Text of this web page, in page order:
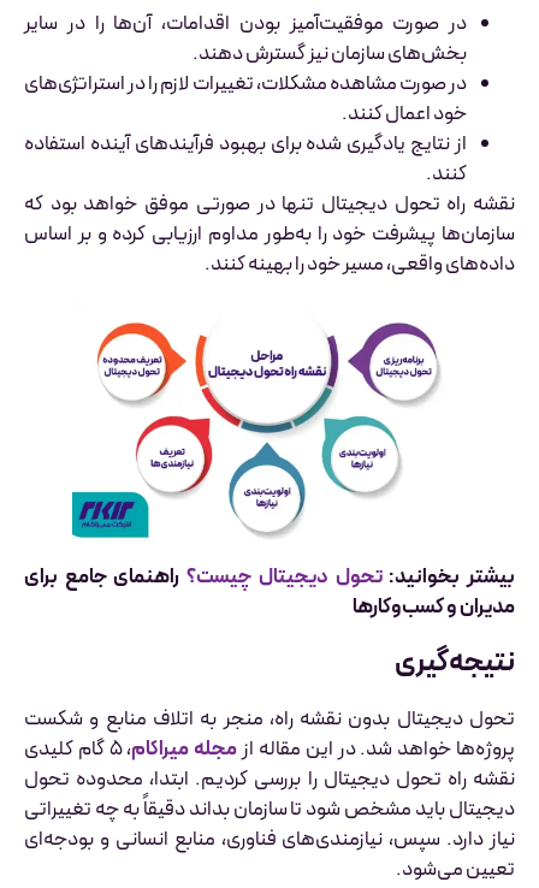
در صورت موفقیت‌آمیز بودن اقدامات، آن‌ها را در سایر
بخش‌های سازمان نیز گسترش دهند.
در صورت مشاهده مشکلات، تغییرات لازم را در استراتژی‌های
خود اعمال کنند.
از نتایج یادگیری شده برای بهبود فرآیندهای آینده استفاده
کنند.
نقشه راه تحول دیجیتال تنها در صورتی موفق خواهد بود که
سازمان‌ها پیشرفت خود را به‌طور مداوم ارزیابی کرده و بر اساس
داده‌های واقعی، مسیر خود را بهینه کنند.
بیشتر بخوانید: تحول دیجیتال چیست؟راهنمای جامع برای
مدیران و کسب‌وکارها
نتیجه‌گیری
تحول دیجیتال بدون نقشه راه، منجر به اتلاف منابع و شکست
پروژه‌ها خواهد شد. در این مقاله ازمجله میراکام
، ۵ گام کلیدی
نقشه راه تحول دیجیتال را بررسی کردیم. ابتدا، محدوده تحول
دیجیتال باید مشخص شود تا سازمان بداند دقیقاً به چه تغییراتی
نیاز دارد. سپس، نیازمندی‌های فناوری، منابع انسانی و بودجه‌ای
تعیین می‌شود.